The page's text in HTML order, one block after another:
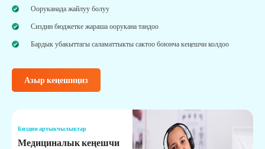
Ооруканада жайлуу болуу
Сиздин бюджетке жараша оорукана тандоо
Бардык убакыттагы саламаттыкты сактоо боюнча кеңешчи колдоо
Азыр кеңешиңиз
Биздин артыкчылыктар
Медициналык кеңешчи